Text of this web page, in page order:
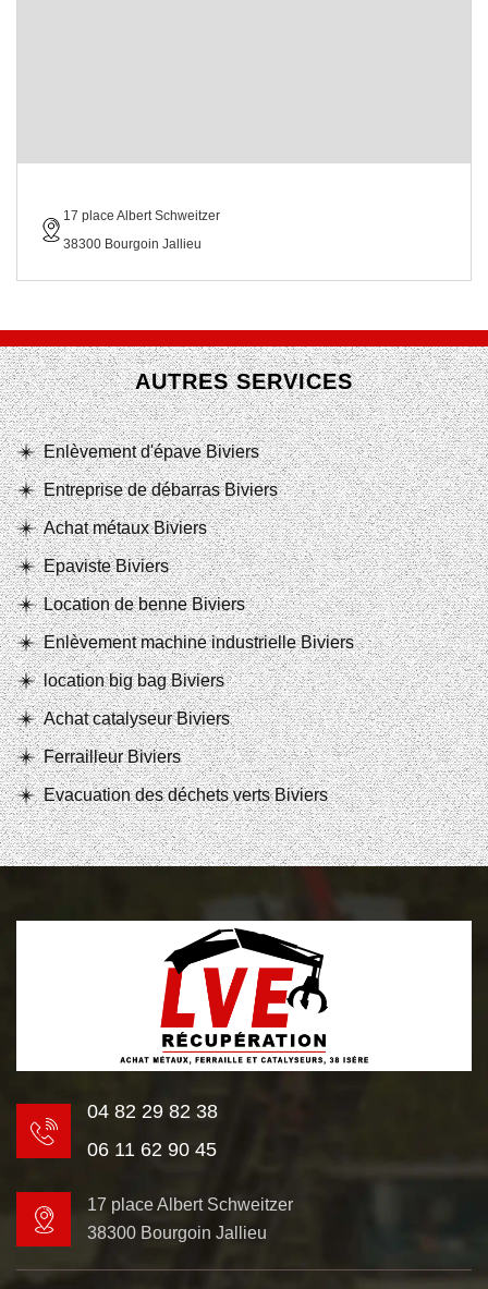
17 place Albert Schweitzer
38300 Bourgoin Jallieu
AUTRES SERVICES
Enlèvement d'épave Biviers
Entreprise de débarras Biviers
Achat métaux Biviers
Epaviste Biviers
Location de benne Biviers
Enlèvement machine industrielle Biviers
location big bag Biviers
Achat catalyseur Biviers
Ferrailleur Biviers
Evacuation des déchets verts Biviers
04 82 29 82 38
06 11 62 90 45
17 place Albert Schweitzer
38300 Bourgoin Jallieu